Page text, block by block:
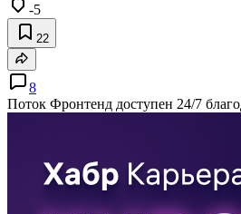
-5
22
8
Поток Фронтенд доступен 24/7